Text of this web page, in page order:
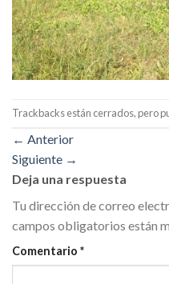
Trackbacks están cerrados, pero
← Anterior
Siguiente →
Deja una respuesta
Tu dirección de correo
campos obligatorios están
Comentario *